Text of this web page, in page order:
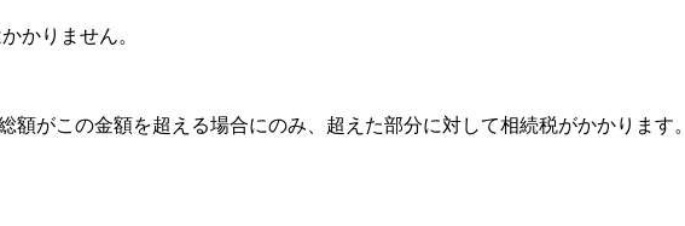
かりません。
がこの金額を超える場合にのみ、超えた部分に対して相続税がかかります。